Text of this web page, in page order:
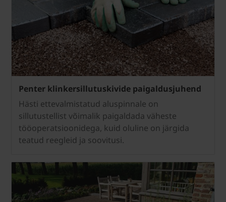
Penter klinkersillutuskivide paigaldusjuhend
Hästi ettevalmistatud aluspinnale on
sillutustellist võimalik paigaldada väheste
tööoperatsioonidega, kuid oluline on järgida
teatud reegleid ja soovitusi.